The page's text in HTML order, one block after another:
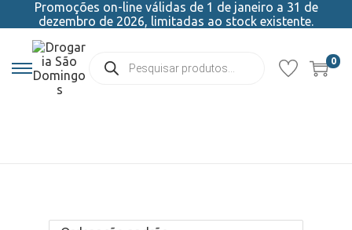
Promoções on-line válidas de 1 de janeiro a 31 de
dezembro de 2026, limitadas ao stock existente.
0